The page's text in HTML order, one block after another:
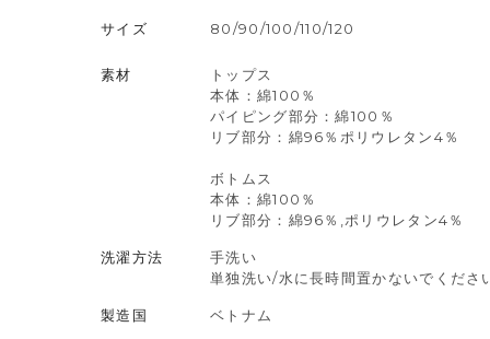
サイズ 80/90/100/110/120
素材
トップス
本体：綿100％
パイピング部分：綿100％
リブ部分：綿96％ポリウレタン4％
ボトムス
本体：綿100％
リブ部分：綿96％,ポリウレタン4％
洗濯方法
手洗い
単独洗い/水に長時間置かないでくださ
製造国 ベトナム